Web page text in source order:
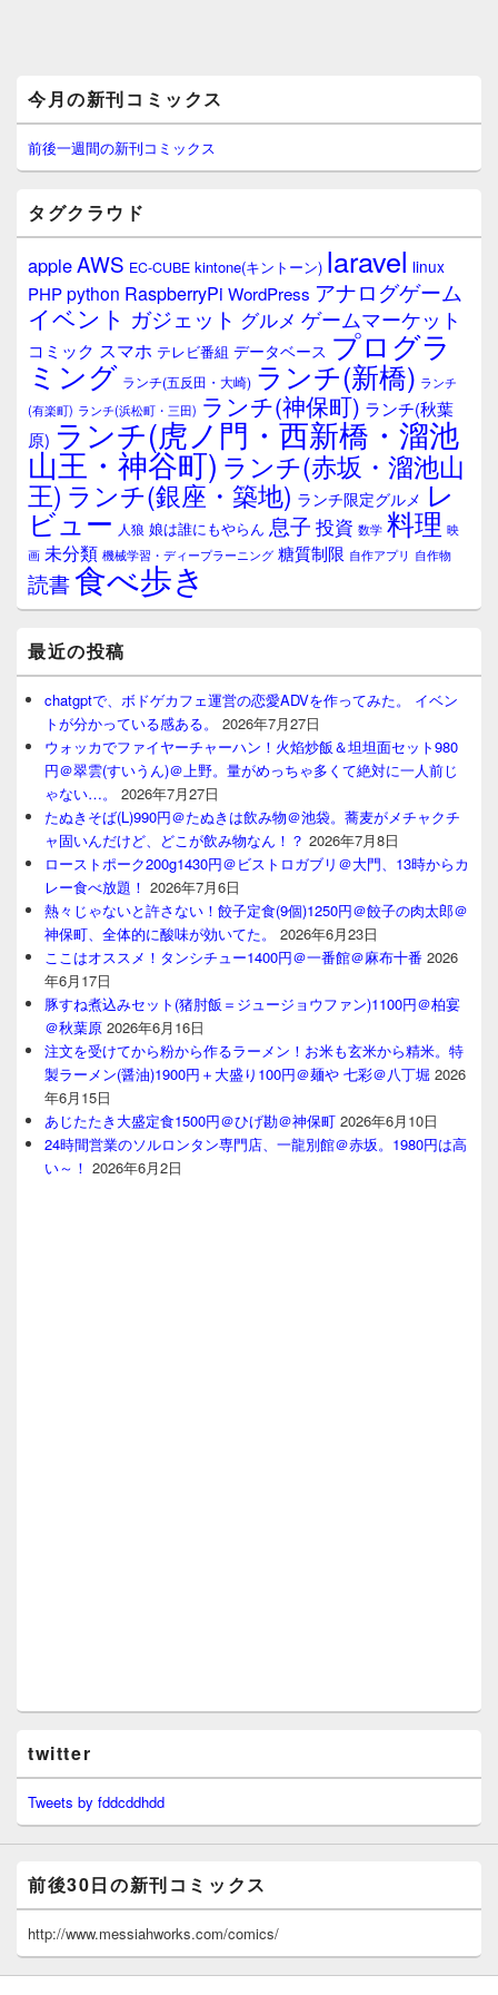
イ
ン
サ
イ
ウ
ィ
ジ
ェ
ア
今月の新刊コミックス
前後一週間の新刊コミックス
タグクラウド
appleAWS EC-CUBE kintone(キントーン) laravel linux
PHPpython RaspberryPi WordPress アナログゲーム
イベント ガジェット グルメ ゲームマーケット
コミック スマホ テレビ番組 データベース プログラ
ミング ランチ(五反田・大崎) ランチ(新橋) ランチ
(有楽町) ランチ(浜松町・三田) ランチ(神保町) ランチ(秋葉
原) ランチ(虎ノ門・西新橋・溜池
山王・神谷町) ランチ(赤坂・溜池山
王) ランチ(銀座・築地) ランチ限定グルメ レ
ビュー 人狼 娘は誰にもやらん 息子 投資 数学 料理 映
画 未分類 機械学習・ディープラーニング 糖質制限 自作アプリ 自作物
読書食べ歩き
最近の投稿
chatgptで、ボドゲカフェ運営の恋愛ADVを作ってみた。 イベン
トが分かっている感ある。
2026年7月27日
ウォッカでファイヤーチャーハン！火焰炒飯＆坦坦面セット980
円＠翠雲(すいうん)＠上野。量がめっちゃ多くて絶対に一人前じ
ゃない…。
2026年7月27日
たぬきそば(L)990円＠たぬきは飲み物＠池袋。蕎麦がメチャクチ
ャ固いんだけど、どこが飲み物なん！？ 2026年7月8日
ローストポーク200g1430円＠ビストロガブリ＠大門、13時からカ
レー食べ放題！ 2026年7月6日
熱々じゃないと許さない！餃子定食(9個)1250円＠餃子の肉太郎＠
神保町、全体的に酸味が効いてた。
2026年6月23日
ここはオススメ！タンシチュー1400円＠一番館＠麻布十番 2026
年6月17日
豚すね煮込みセット(猪肘飯＝ジュージョウファン)1100円＠柏宴
＠秋葉原 2026年6月16日
注文を受けてから粉から作るラーメン！お米も玄米から精米。特
製ラーメン(醤油)1900円＋大盛り100円＠麺や 七彩＠八丁堀 2026
年6月15日
あじたたき大盛定食1500円＠ひげ勘＠神保町 2026年6月10日
24時間営業のソルロンタン専門店、一龍別館＠赤坂。1980円は高
い～！ 2026年6月2日
twitter
Tweets by fddcddhdd
前後30日の新刊コミックス
http://www.messiahworks.com/comics/